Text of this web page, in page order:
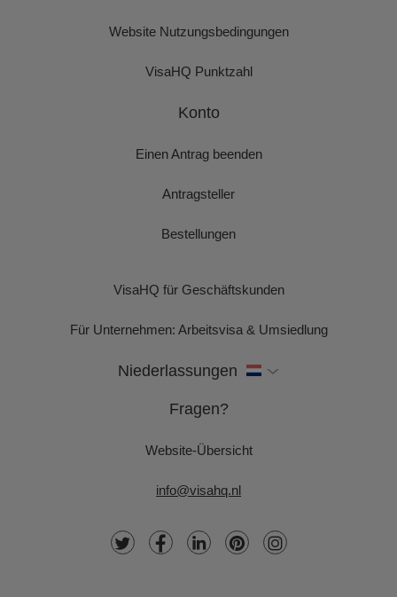
Website Nutzungsbedingungen
VisaHQ Punktzahl
Konto
Einen Antrag beenden
Antragsteller
Bestellungen
VisaHQ für Geschäftskunden
Für Unternehmen: Arbeitsvisa & Umsiedlung
Niederlassungen
Fragen?
Website-Übersicht
info@visahq.nl